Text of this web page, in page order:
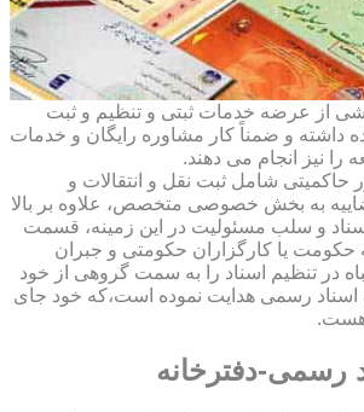
از عرضه خدمات ثبتی و تنظیم و ثبت
داشته و ضمناً کار مشاوره رایگان و خدمات
نیز انجام می دهند.
حاکمیتی شامل ثبت نقل و انتقالات و
به بخش خصوصی متخصص، علاوه بر بالا
و سلب مسئولیت در این زمینه، قسمت
حکومت یا کارگزاران حکومتی و جبران
در تنظیم اسناد را به سمت گروهی از خود
اسناد رسمی هدایت نموده است،که خود جای
هست.
رسمی-دفترخانه